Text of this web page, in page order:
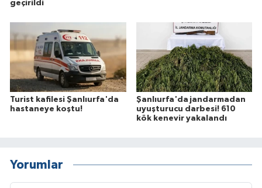
geçirildi
Turist kafilesi Şanlıurfa'da
hastaneye koştu!
Şanlıurfa'da jandarmadan
uyuşturucu darbesi! 610
kök kenevir yakalandı
Yorumlar